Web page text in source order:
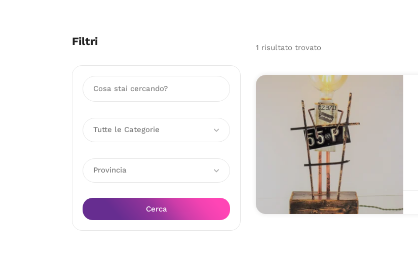
Filtri
Tutte le Categorie
Provincia
Cerca
1 risultato trovato